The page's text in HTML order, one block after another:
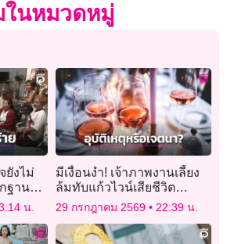
นหมวดหมู่
ยังไม่
ฐาน
ยชีวิต
น.
มีเงื่อนงำ! เจ้าภาพงานเลี้ยง
ล้มทับแก้วไวน์เสียชีวิต
ตำรวจสงสัยอาจไม่ใช่
อุบัติเหตุ
29 กรกฎาคม 2569 22:39 น.